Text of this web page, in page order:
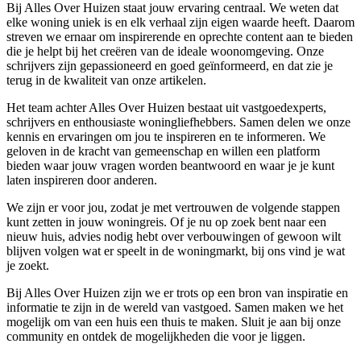
Bij Alles Over Huizen staat jouw ervaring centraal. We weten dat
elke woning uniek is en elk verhaal zijn eigen waarde heeft. Daarom
streven we ernaar om inspirerende en oprechte content aan te bieden
die je helpt bij het creëren van de ideale woonomgeving. Onze
schrijvers zijn gepassioneerd en goed geïnformeerd, en dat zie je
terug in de kwaliteit van onze artikelen.
Het team achter Alles Over Huizen bestaat uit vastgoedexperts,
schrijvers en enthousiaste woningliefhebbers. Samen delen we onze
kennis en ervaringen om jou te inspireren en te informeren. We
geloven in de kracht van gemeenschap en willen een platform
bieden waar jouw vragen worden beantwoord en waar je je kunt
laten inspireren door anderen.
We zijn er voor jou, zodat je met vertrouwen de volgende stappen
kunt zetten in jouw woningreis. Of je nu op zoek bent naar een
nieuw huis, advies nodig hebt over verbouwingen of gewoon wilt
blijven volgen wat er speelt in de woningmarkt, bij ons vind je wat
je zoekt.
Bij Alles Over Huizen zijn we er trots op een bron van inspiratie en
informatie te zijn in de wereld van vastgoed. Samen maken we het
mogelijk om van een huis een thuis te maken. Sluit je aan bij onze
community en ontdek de mogelijkheden die voor je liggen.